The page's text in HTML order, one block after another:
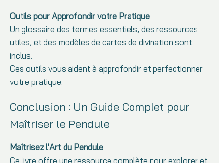
Outils pour Approfondir votre Pratique
Un glossaire des termes essentiels, des ressources
utiles, et des modèles de cartes de divination sont
inclus.
Ces outils vous aident à approfondir et perfectionner
votre pratique.
Conclusion : Un Guide Complet pour
Maîtriser le Pendule
Maîtrisez l'Art du Pendule
Ce livre offre une ressource complète pour explorer et